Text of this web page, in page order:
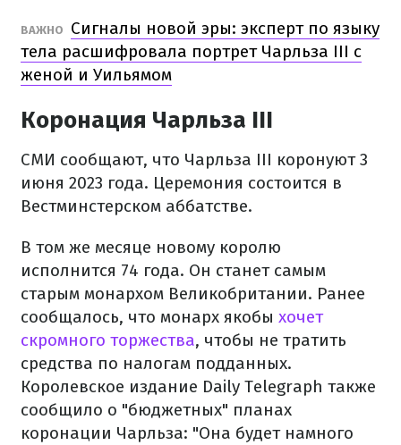
ВАЖНО
Сигналы новой эры: эксперт по языку
тела расшифровала портрет Чарльза ІІІ с
женой и Уильямом
Коронация Чарльза III
СМИ сообщают, что Чарльза III коронуют 3
июня 2023 года. Церемония состоится в
Вестминстерском аббатстве.
В том же месяце новому королю
исполнится 74 года. Он станет самым
старым монархом Великобритании. Ранее
сообщалось, что монарх якобы хочет
скромного торжества, чтобы не тратить
средства по налогам подданных.
Королевское издание Daily Telegraph также
сообщило о "бюджетных" планах
коронации Чарльза: "Она будет намного